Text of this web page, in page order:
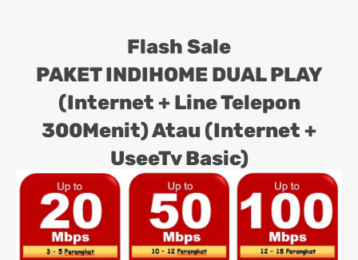
Flash Sale
PAKET INDIHOME DUAL PLAY
(Internet + Line Telepon
300Menit) Atau (Internet +
UseeTv Basic)